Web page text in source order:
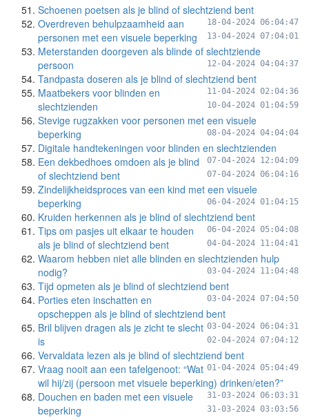
Schoenen poetsen als je blind of slechtziend bent
18-04-2024 06:04:47
Overdreven behulpzaamheid aan
personen met een visuele beperking
13-04-2024 07:04:01
Meterstanden doorgeven als blinde of slechtziende
persoon
12-04-2024 04:04:37
Tandpasta doseren als je blind of slechtziend bent
11-04-2024 02:04:36
Maatbekers voor blinden en
slechtzienden
10-04-2024 01:04:59
Stevige rugzakken voor personen met een visuele
beperking
08-04-2024 04:04:04
Digitale handtekeningen voor blinden en slechtzienden
07-04-2024 12:04:09
Een dekbedhoes omdoen als je blind
of slechtziend bent
07-04-2024 06:04:16
Zindelijkheidsproces van een kind met een visuele
beperking
06-04-2024 01:04:15
Kruiden herkennen als je blind of slechtziend bent
06-04-2024 05:04:08
Tips om pasjes uit elkaar te houden
als je blind of slechtziend bent
04-04-2024 11:04:41
Waarom hebben niet alle blinden en slechtzienden hulp
nodig?
03-04-2024 11:04:48
Tijd opmeten als je blind of slechtziend bent
03-04-2024 07:04:50
Porties eten inschatten en
opscheppen als je blind of slechtziend bent
03-04-2024 06:04:31
Bril blijven dragen als je zicht te slecht
is
02-04-2024 07:04:12
Vervaldata lezen als je blind of slechtziend bent
01-04-2024 05:04:49
Vraag nooit aan een tafelgenoot: “Wat
wil hij/zij (persoon met visuele beperking) drinken/eten?”
31-03-2024 06:03:31
Douchen en baden met een visuele
beperking
31-03-2024 03:03:56